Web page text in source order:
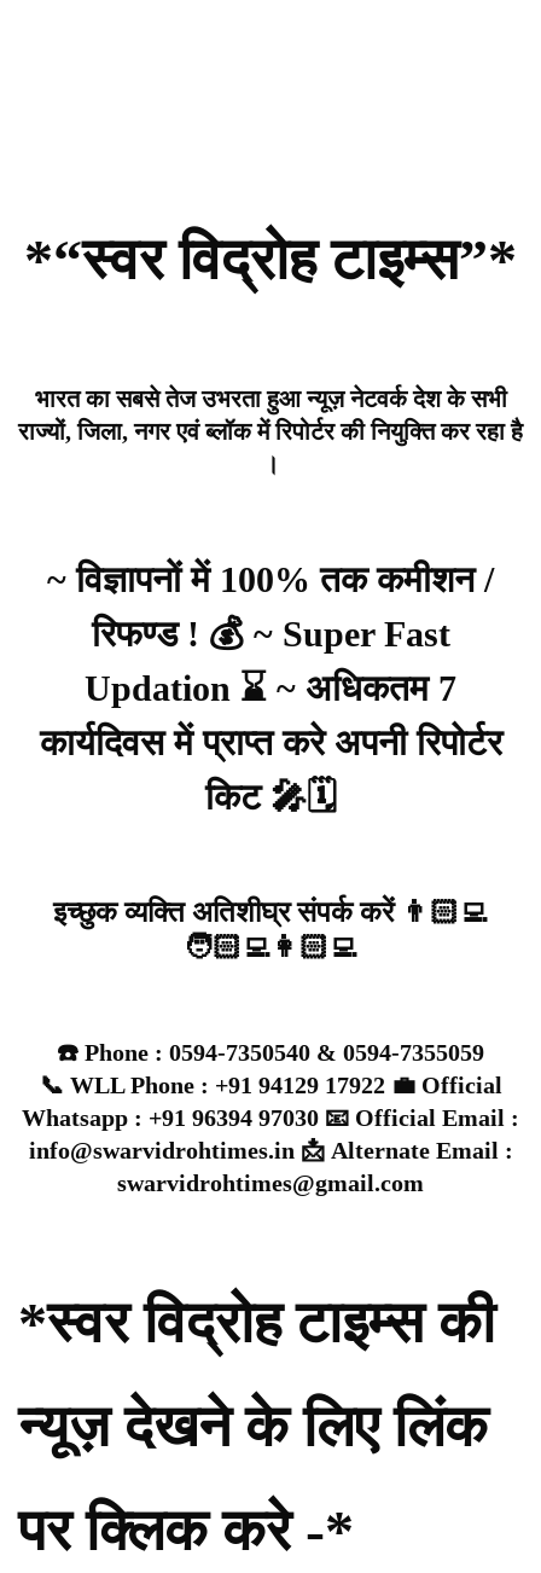
*“स्वर विद्रोह टाइम्स”*
भारत का सबसे तेज उभरता हुआ न्यूज़ नेटवर्क देश के सभी
राज्यों, जिला, नगर एवं ब्लॉक में रिपोर्टर की नियुक्ति कर रहा है
।
~ विज्ञापनों में 100% तक कमीशन /
रिफण्ड ! 💰 ~ Super Fast
Updation ⌛ ~ अधिकतम 7
कार्यदिवस में प्राप्त करे अपनी रिपोर्टर
किट 🎤🗓️
इच्छुक व्यक्ति अतिशीघ्र संपर्क करें 👨🏻‍💻
🧑🏻‍💻👩🏻‍💻
☎️ Phone : 0594-7350540 & 0594-7355059
📞 WLL Phone : +91 94129 17922 💼 Official
Whatsapp : +91 96394 97030 📧 Official Email :
info@swarvidrohtimes.in 📩 Alternate Email :
swarvidrohtimes@gmail.com
*स्वर विद्रोह टाइम्स की
न्यूज़ देखने के लिए लिंक
पर क्लिक करे -*